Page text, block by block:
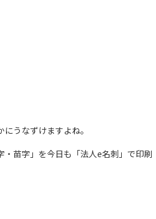
うなずけますよね。
苗字」を今日も「法人e名刺」で印刷